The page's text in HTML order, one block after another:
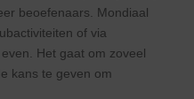
beoefenaars. Mondiaal
of via
Het gaat om zoveel
kans te geven om